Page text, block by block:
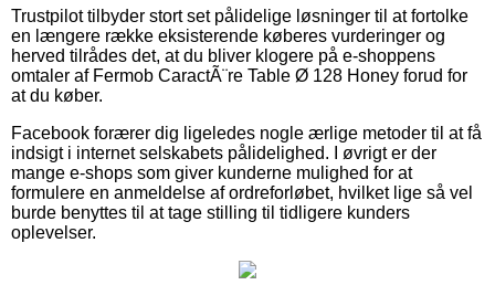
Trustpilot tilbyder stort set pålidelige løsninger til at fortolke
en længere række eksisterende køberes vurderinger og
herved tilrådes det, at du bliver klogere på e-shoppens
omtaler af Fermob CaractÃ¨re Table Ø 128 Honey forud for
at du køber.
Facebook forærer dig ligeledes nogle ærlige metoder til at få
indsigt i internet selskabets pålidelighed. I øvrigt er der
mange e-shops som giver kunderne mulighed for at
formulere en anmeldelse af ordreforløbet, hvilket lige så vel
burde benyttes til at tage stilling til tidligere kunders
oplevelser.